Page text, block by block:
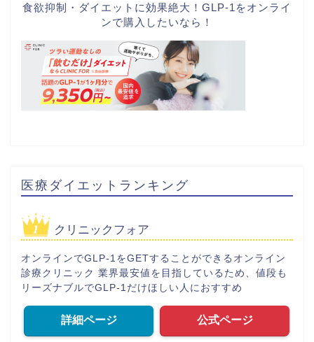
食欲抑制・ダイエットに効果絶大！GLP-1をオンライ
ンで購入したいなら！
医療ダイエットランキング
クリニックフォア
オンラインでGLP-1をGETすることができるオンライン
診療クリニック 業界最安値を目指しているため、値段も
リーズナブルでGLP-1だけほしい人におすすめ
詳細ページ 公式ページ